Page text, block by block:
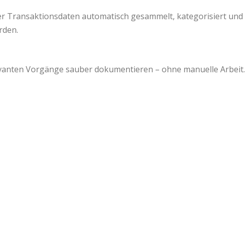
Transaktionsdaten automatisch gesammelt, kategorisiert und
Vorgänge sauber dokumentieren – ohne manuelle Arbeit.